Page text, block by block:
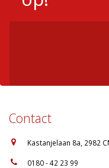
Contact
Kastanjelaan 8a, 2982
0180 - 42 23 99